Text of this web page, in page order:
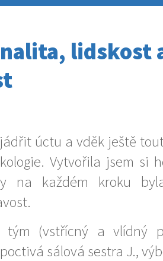
lidskost
úctu a vděk ještě
Vytvořila jsem si
na každém kroku
tým (vstřícný a vlídný
sálová sestra J.,